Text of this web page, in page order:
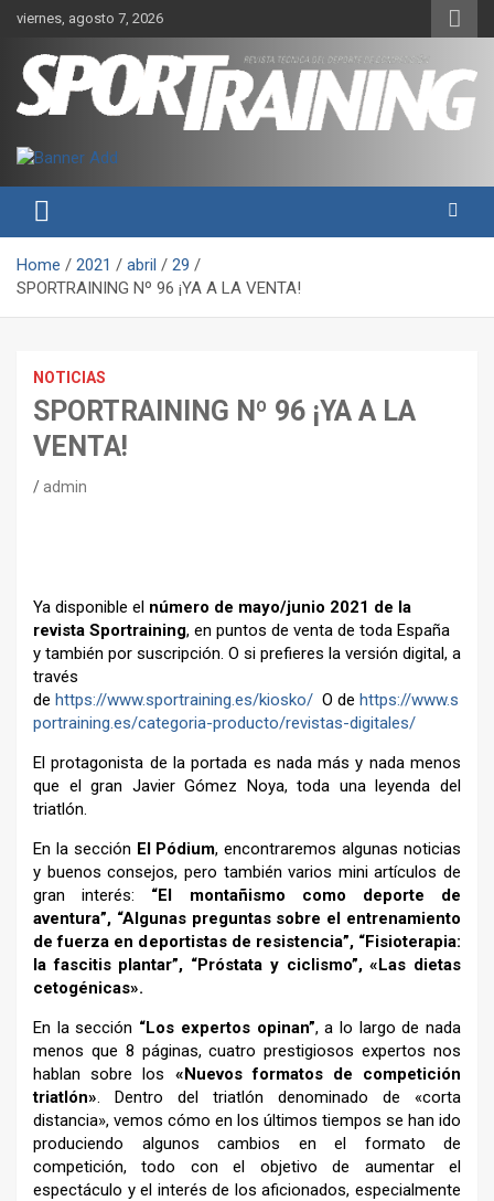
Skip
content
viernes, agosto 7, 2026
Revista técnica del deporte
Sport Training
rendimiento, nutrición y entrenamiento.
Home 2021 abril
29
SPORTRAINING Nº 96 ¡YA A LA VENTA!
NOTICIAS
SPORTRAINING Nº 96 ¡YA A LA
VENTA!
admin
Ya disponible el número de mayo/junio 2021 de la
revista Sportraining, en puntos de venta de toda España
y también por suscripción. O si prefieres la versión digital, a
través
de https://www.sportraining.es/kiosko/ O de https://www.s
portraining.es/categoria-producto/revistas-digitales/
El protagonista de la portada es nada más y nada menos
que el gran Javier Gómez Noya, toda una leyenda del
triatlón.
En la sección El Pódium, encontraremos algunas noticias
y buenos consejos, pero también varios mini artículos de
gran interés: “El montañismo como deporte de
aventura”, “Algunas preguntas sobre el entrenamiento
de fuerza en deportistas de resistencia”, “Fisioterapia:
la fascitis plantar”, “Próstata y ciclismo”, «Las dietas
cetogénicas».
En la sección “Los expertos opinan”, a lo largo de nada
menos que 8 páginas, cuatro prestigiosos expertos nos
hablan sobre los «Nuevos formatos de competición
triatlón». Dentro del triatlón denominado de «corta
distancia», vemos cómo en los últimos tiempos se han ido
produciendo algunos cambios en el formato de
competición, todo con el objetivo de aumentar el
espectáculo y el interés de los aficionados, especialmente